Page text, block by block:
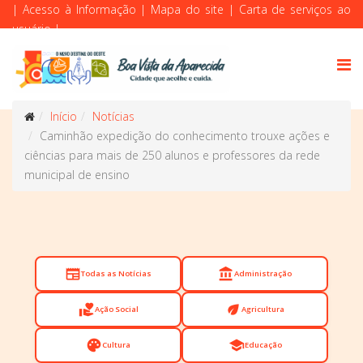
| Acesso à Informação | Mapa do site | Carta de serviços ao
usuário|
Início
Notícias
Caminhão expedição do conhecimento trouxe ações e
ciências para mais de 250 alunos e professores da rede
municipal de ensino
newspaperTodas as Notícias account_balanceAdministração
volunteer_activismAção Social eco Agricultura
paletteCultura schoolEducação